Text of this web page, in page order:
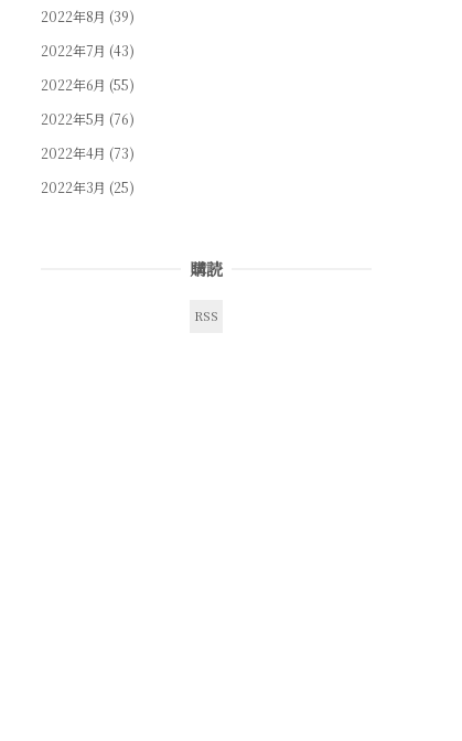
2022年8月 (39)
2022年7月 (43)
2022年6月 (55)
2022年5月 (76)
2022年4月 (73)
2022年3月 (25)
購読
RSS